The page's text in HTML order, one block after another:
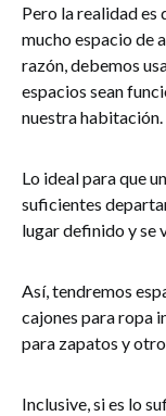
Pero la realidad es
mucho espacio de
razón, debemos
espacios sean
nuestra habitación.
Lo ideal para que
suficientes
lugar definido y se
Así, tendremos
cajones para ropa
para zapatos y
Inclusive, si es lo